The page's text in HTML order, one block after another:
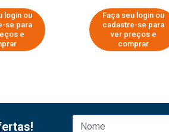
login ou
se para
e
Faça seu login ou
cadastre-se para
ver preços e
comprar